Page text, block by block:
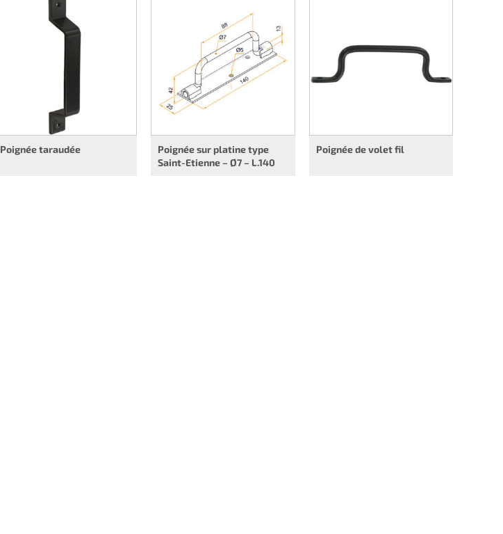
Poignée taraudée
Poignée sur platine type
Saint-Etienne – Ø7 – L.140
Poignée de volet fil